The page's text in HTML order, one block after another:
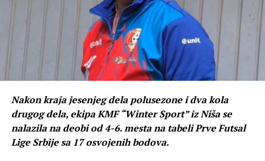
Nakon kraja jesenjeg dela polusezone i dva kola
drugog dela, ekipa KMF “Winter Sport” iz Niša se
nalazila na deobi od 4-6. mesta na tabeli Prve Futsal
Lige Srbije sa 17 osvojenih bodova.